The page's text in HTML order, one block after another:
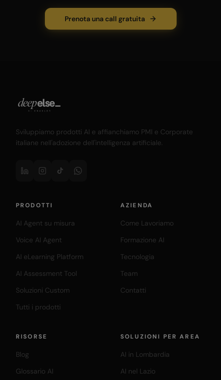
Prenota una call gratuita
Sviluppiamo prodotti AI e affianchiamo PMI e Corporate
italiane nell'adozione dell'intelligenza artificiale.
PRODOTTI
AI Agent su misura
Voice AI Agent
AI eLearning Platform
AI Assessment Tool
Soluzioni Custom
Tutti i prodotti
AZIENDA
Come Lavoriamo
Formazione AI
Tecnologia
Team
Contatti
RISORSE
Blog
Glossario AI
SOLUZIONI PER AREA
AI in Lombardia
AI nel Lazio